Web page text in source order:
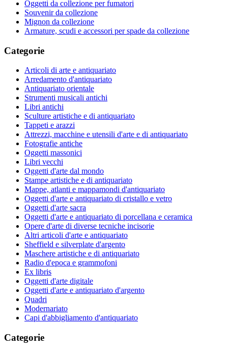
Oggetti da collezione per fumatori
Souvenir da collezione
Mignon da collezione
Armature, scudi e accessori per spade da collezione
Categorie
Articoli di arte e antiquariato
Arredamento d'antiquariato
Antiquariato orientale
Strumenti musicali antichi
Libri antichi
Sculture artistiche e di antiquariato
Tappeti e arazzi
Attrezzi, macchine e utensili d'arte e di antiquariato
Fotografie antiche
Oggetti massonici
Libri vecchi
Oggetti d'arte dal mondo
Stampe artistiche e di antiquariato
Mappe, atlanti e mappamondi d'antiquariato
Oggetti d'arte e antiquariato di cristallo e vetro
Oggetti d'arte sacra
Oggetti d'arte e antiquariato di porcellana e ceramica
Opere d'arte di diverse tecniche incisorie
Altri articoli d'arte e antiquariato
Sheffield e silverplate d'argento
Maschere artistiche e di antiquariato
Radio d'epoca e grammofoni
Ex libris
Oggetti d'arte digitale
Oggetti d'arte e antiquariato d'argento
Quadri
Modernariato
Capi d'abbigliamento d'antiquariato
Categorie